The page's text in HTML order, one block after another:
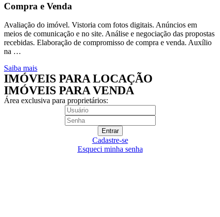
Compra e Venda
Avaliação do imóvel. Vistoria com fotos digitais. Anúncios em
meios de comunicação e no site. Análise e negociação das propostas
recebidas. Elaboração de compromisso de compra e venda. Auxílio
na …
Saiba mais
IMÓVEIS PARA LOCAÇÃO​
IMÓVEIS PARA VENDA
Área exclusiva para proprietários:
Cadastre-se
Esqueci minha senha